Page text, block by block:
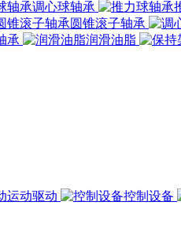
调心球轴承
圆锥滚子轴承
承 润滑油脂
运动驱动 控制设备